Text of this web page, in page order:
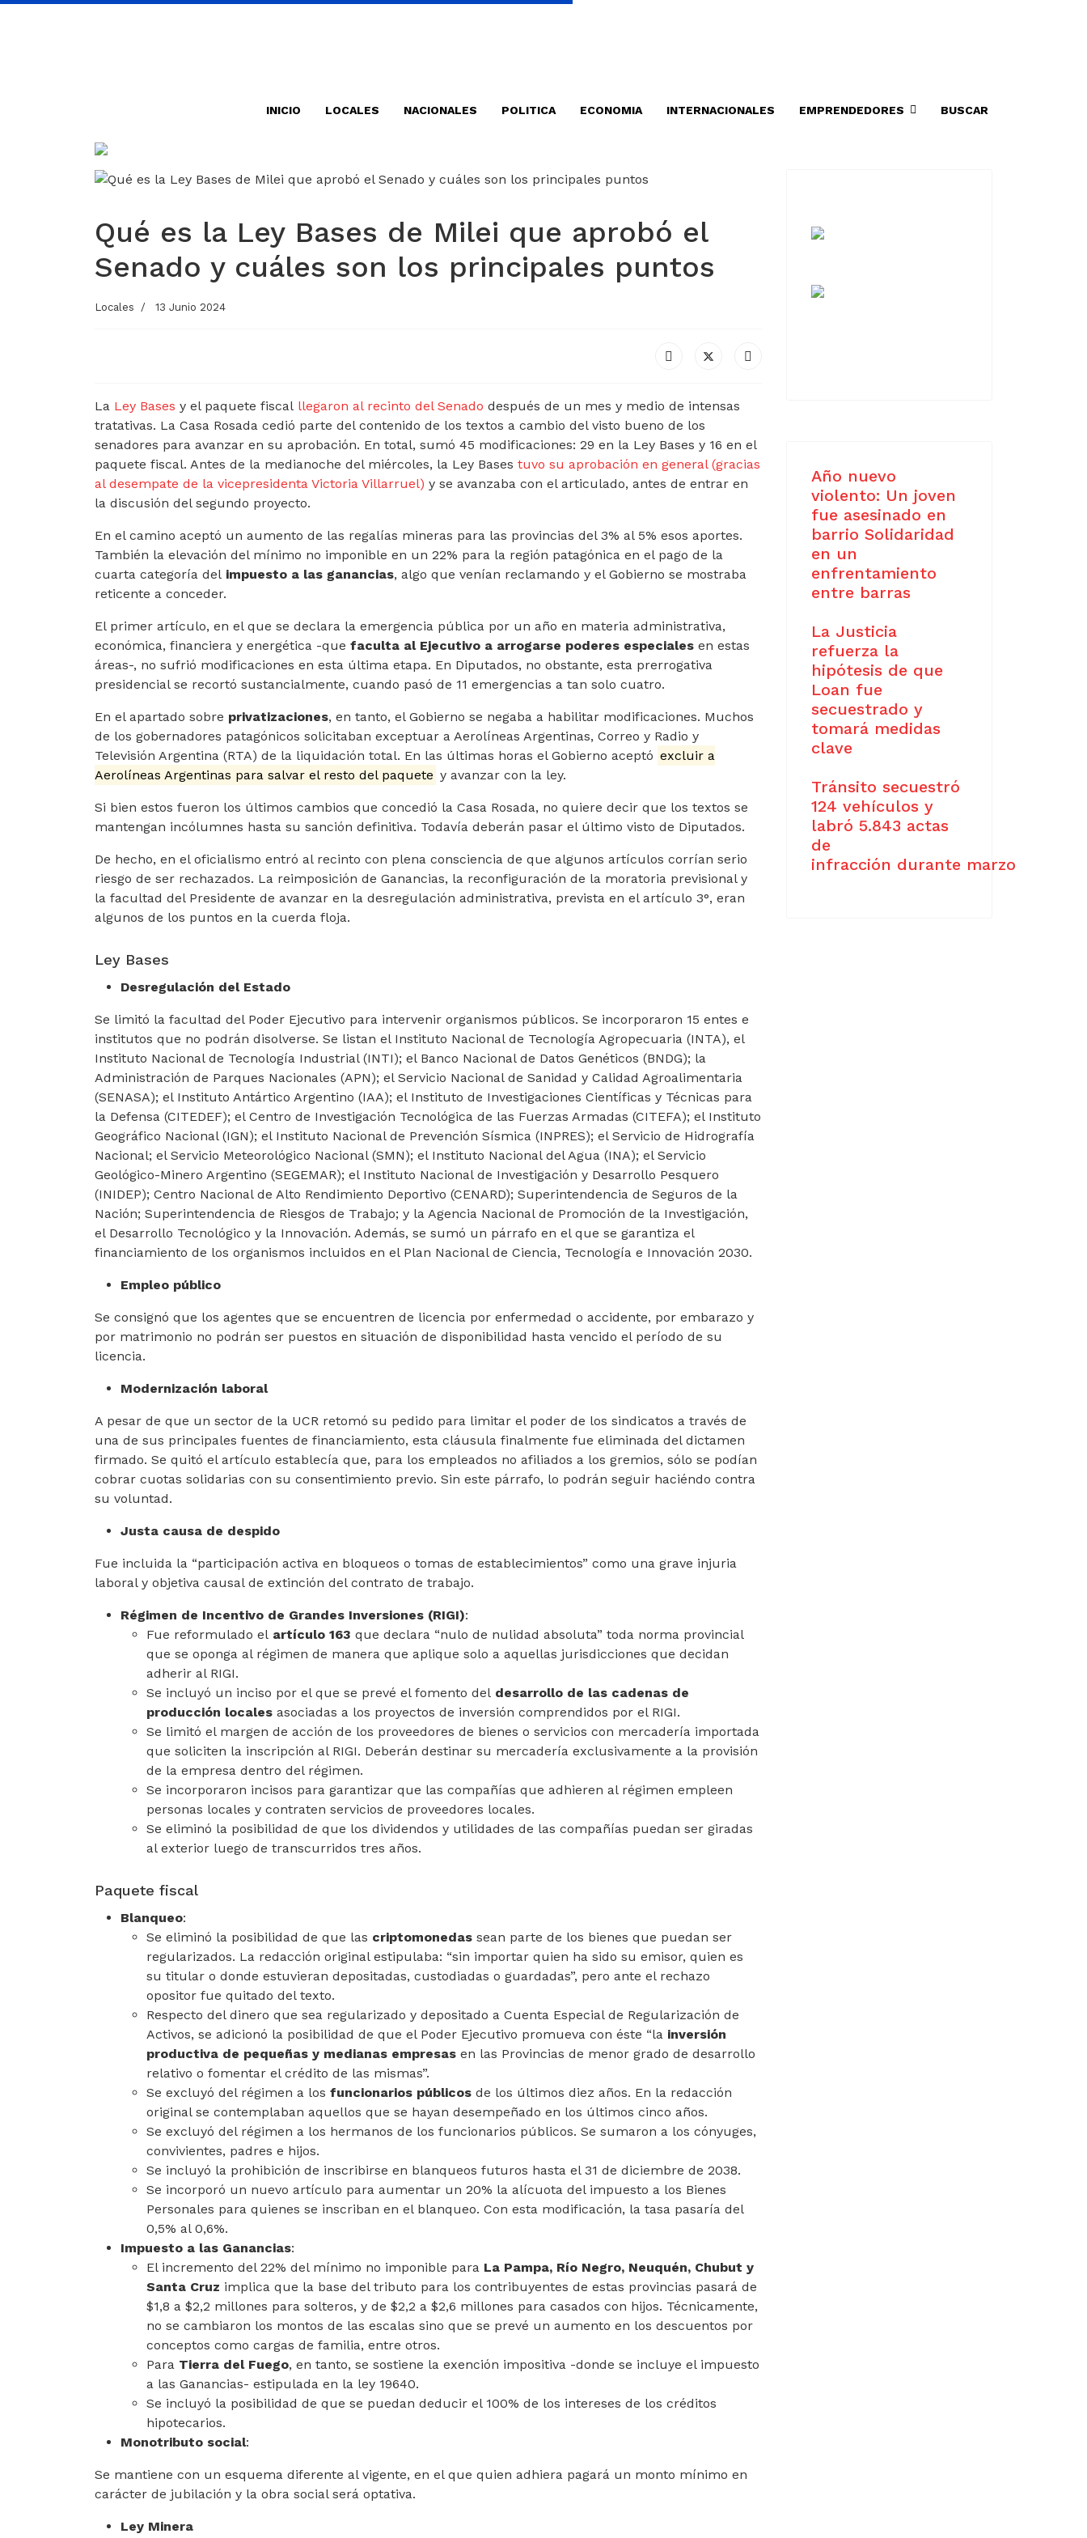
INICIO LOCALES NACIONALES POLITICA ECONOMIA INTERNACIONALES EMPRENDEDORES BUSCAR
Qué es la Ley Bases de Milei que aprobó el
Senado y cuáles son los principales puntos
Locales 13 Junio 2024
La Ley Bases y el paquete fiscal llegaron al recinto del Senado después de un mes y medio de intensas
tratativas. La Casa Rosada cedió parte del contenido de los textos a cambio del visto bueno de los
senadores para avanzar en su aprobación. En total, sumó 45 modificaciones: 29 en la Ley Bases y 16 en el
paquete fiscal. Antes de la medianoche del miércoles, la Ley Bases tuvo su aprobación en general (gracias
al desempate de la vicepresidenta Victoria Villarruel) y se avanzaba con el articulado, antes de entrar en
la discusión del segundo proyecto.
En el camino aceptó un aumento de las regalías mineras para las provincias del 3% al 5% esos aportes.
También la elevación del mínimo no imponible en un 22% para la región patagónica en el pago de la
cuarta categoría del impuesto a las ganancias, algo que venían reclamando y el Gobierno se mostraba
reticente a conceder.
El primer artículo, en el que se declara la emergencia pública por un año en materia administrativa,
económica, financiera y energética -que faculta al Ejecutivo a arrogarse poderes especiales en estas
áreas-, no sufrió modificaciones en esta última etapa. En Diputados, no obstante, esta prerrogativa
presidencial se recortó sustancialmente, cuando pasó de 11 emergencias a tan solo cuatro.
En el apartado sobre privatizaciones, en tanto, el Gobierno se negaba a habilitar modificaciones. Muchos
de los gobernadores patagónicos solicitaban exceptuar a Aerolíneas Argentinas, Correo y Radio y
Televisión Argentina (RTA) de la liquidación total. En las últimas horas el Gobierno aceptó excluir a
Aerolíneas Argentinas para salvar el resto del paquete y avanzar con la ley.
Si bien estos fueron los últimos cambios que concedió la Casa Rosada, no quiere decir que los textos se
mantengan incólumnes hasta su sanción definitiva. Todavía deberán pasar el último visto de Diputados.
De hecho, en el oficialismo entró al recinto con plena consciencia de que algunos artículos corrían serio
riesgo de ser rechazados. La reimposición de Ganancias, la reconfiguración de la moratoria previsional y
la facultad del Presidente de avanzar en la desregulación administrativa, prevista en el artículo 3°, eran
algunos de los puntos en la cuerda floja.
Ley Bases
Desregulación del Estado
Se limitó la facultad del Poder Ejecutivo para intervenir organismos públicos. Se incorporaron 15 entes e
institutos que no podrán disolverse. Se listan el Instituto Nacional de Tecnología Agropecuaria (INTA), el
Instituto Nacional de Tecnología Industrial (INTI); el Banco Nacional de Datos Genéticos (BNDG); la
Administración de Parques Nacionales (APN); el Servicio Nacional de Sanidad y Calidad Agroalimentaria
(SENASA); el Instituto Antártico Argentino (IAA); el Instituto de Investigaciones Científicas y Técnicas para
la Defensa (CITEDEF); el Centro de Investigación Tecnológica de las Fuerzas Armadas (CITEFA); el Instituto
Geográfico Nacional (IGN); el Instituto Nacional de Prevención Sísmica (INPRES); el Servicio de Hidrografía
Nacional; el Servicio Meteorológico Nacional (SMN); el Instituto Nacional del Agua (INA); el Servicio
Geológico-Minero Argentino (SEGEMAR); el Instituto Nacional de Investigación y Desarrollo Pesquero
(INIDEP); Centro Nacional de Alto Rendimiento Deportivo (CENARD); Superintendencia de Seguros de la
Nación; Superintendencia de Riesgos de Trabajo; y la Agencia Nacional de Promoción de la Investigación,
el Desarrollo Tecnológico y la Innovación. Además, se sumó un párrafo en el que se garantiza el
financiamiento de los organismos incluidos en el Plan Nacional de Ciencia, Tecnología e Innovación 2030.
Empleo público
Se consignó que los agentes que se encuentren de licencia por enfermedad o accidente, por embarazo y
por matrimonio no podrán ser puestos en situación de disponibilidad hasta vencido el período de su
licencia.
Modernización laboral
A pesar de que un sector de la UCR retomó su pedido para limitar el poder de los sindicatos a través de
una de sus principales fuentes de financiamiento, esta cláusula finalmente fue eliminada del dictamen
firmado. Se quitó el artículo establecía que, para los empleados no afiliados a los gremios, sólo se podían
cobrar cuotas solidarias con su consentimiento previo. Sin este párrafo, lo podrán seguir haciéndo contra
su voluntad.
Justa causa de despido
Fue incluida la “participación activa en bloqueos o tomas de establecimientos” como una grave injuria
laboral y objetiva causal de extinción del contrato de trabajo.
Régimen de Incentivo de Grandes Inversiones (RIGI):
Fue reformulado el artículo 163 que declara “nulo de nulidad absoluta” toda norma provincial
que se oponga al régimen de manera que aplique solo a aquellas jurisdicciones que decidan
adherir al RIGI.
Se incluyó un inciso por el que se prevé el fomento del desarrollo de las cadenas de
producción locales asociadas a los proyectos de inversión comprendidos por el RIGI.
Se limitó el margen de acción de los proveedores de bienes o servicios con mercadería importada
que soliciten la inscripción al RIGI. Deberán destinar su mercadería exclusivamente a la provisión
de la empresa dentro del régimen.
Se incorporaron incisos para garantizar que las compañías que adhieren al régimen empleen
personas locales y contraten servicios de proveedores locales.
Se eliminó la posibilidad de que los dividendos y utilidades de las compañías puedan ser giradas
al exterior luego de transcurridos tres años.
Paquete fiscal
Blanqueo:
Se eliminó la posibilidad de que las criptomonedas sean parte de los bienes que puedan ser
regularizados. La redacción original estipulaba: “sin importar quien ha sido su emisor, quien es
su titular o donde estuvieran depositadas, custodiadas o guardadas”, pero ante el rechazo
opositor fue quitado del texto.
Respecto del dinero que sea regularizado y depositado a Cuenta Especial de Regularización de
Activos, se adicionó la posibilidad de que el Poder Ejecutivo promueva con éste “la inversión
productiva de pequeñas y medianas empresas en las Provincias de menor grado de desarrollo
relativo o fomentar el crédito de las mismas”.
Se excluyó del régimen a los funcionarios públicos de los últimos diez años. En la redacción
original se contemplaban aquellos que se hayan desempeñado en los últimos cinco años.
Se excluyó del régimen a los hermanos de los funcionarios públicos. Se sumaron a los cónyuges,
convivientes, padres e hijos.
Se incluyó la prohibición de inscribirse en blanqueos futuros hasta el 31 de diciembre de 2038.
Se incorporó un nuevo artículo para aumentar un 20% la alícuota del impuesto a los Bienes
Personales para quienes se inscriban en el blanqueo. Con esta modificación, la tasa pasaría del
0,5% al 0,6%.
Impuesto a las Ganancias:
El incremento del 22% del mínimo no imponible para La Pampa, Río Negro, Neuquén, Chubut y
Santa Cruz implica que la base del tributo para los contribuyentes de estas provincias pasará de
$1,8 a $2,2 millones para solteros, y de $2,2 a $2,6 millones para casados con hijos. Técnicamente,
no se cambiaron los montos de las escalas sino que se prevé un aumento en los descuentos por
conceptos como cargas de familia, entre otros.
Para Tierra del Fuego, en tanto, se sostiene la exención impositiva -donde se incluye el impuesto
a las Ganancias- estipulada en la ley 19640.
Se incluyó la posibilidad de que se puedan deducir el 100% de los intereses de los créditos
hipotecarios.
Monotributo social:
Se mantiene con un esquema diferente al vigente, en el que quien adhiera pagará un monto mínimo en
carácter de jubilación y la obra social será optativa.
Ley Minera
Año nuevo
violento: Un joven
fue asesinado en
barrio Solidaridad
en un
enfrentamiento
entre barras
La Justicia
refuerza la
hipótesis de que
Loan fue
secuestrado y
tomará medidas
clave
Tránsito secuestró
124 vehículos y
labró 5.843 actas
de
infracción durante marzo